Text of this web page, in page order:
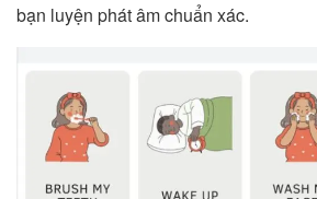
bạn luyện phát âm chuẩn xác.